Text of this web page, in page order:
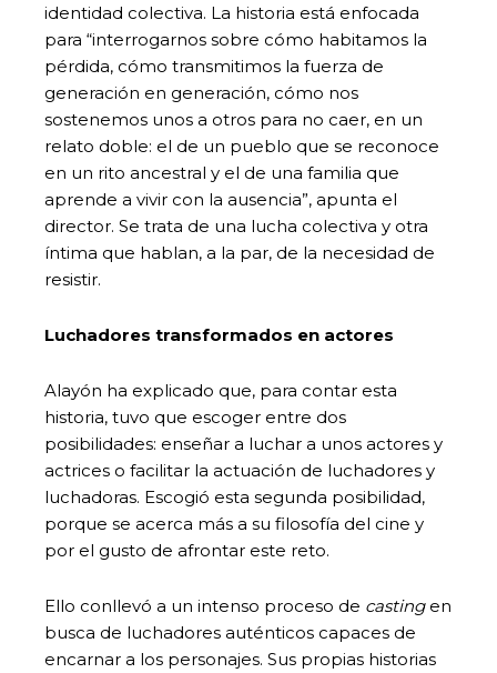
identidad colectiva. La historia está enfocada
para “interrogarnos sobre cómo habitamos la
pérdida, cómo transmitimos la fuerza de
generación en generación, cómo nos
sostenemos unos a otros para no caer, en un
relato doble: el de un pueblo que se reconoce
en un rito ancestral y el de una familia que
aprende a vivir con la ausencia”, apunta el
director. Se trata de una lucha colectiva y otra
íntima que hablan, a la par, de la necesidad de
resistir.
Luchadores transformados en actores
Alayón ha explicado que, para contar esta
historia, tuvo que escoger entre dos
posibilidades: enseñar a luchar a unos actores y
actrices o facilitar la actuación de luchadores y
luchadoras. Escogió esta segunda posibilidad,
porque se acerca más a su filosofía del cine y
por el gusto de afrontar este reto.
Ello conllevó a un intenso proceso de castingen
busca de luchadores auténticos capaces de
encarnar a los personajes. Sus propias historias